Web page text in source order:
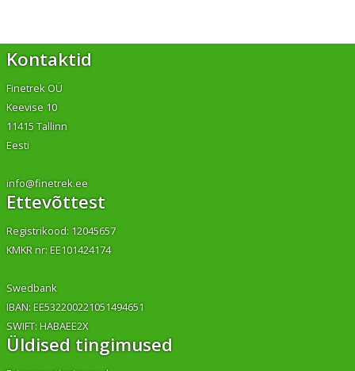
Kontaktid
Finetrek OÜ
Keevise 10
11415 Tallinn
Eesti
info@finetrek.ee
Ettevõttest
Registrikood: 12045657
KMKR nr: EE101424174
Swedbank
IBAN: EE532200221051494651
SWIFT: HABAEE2X
Üldised tingimused